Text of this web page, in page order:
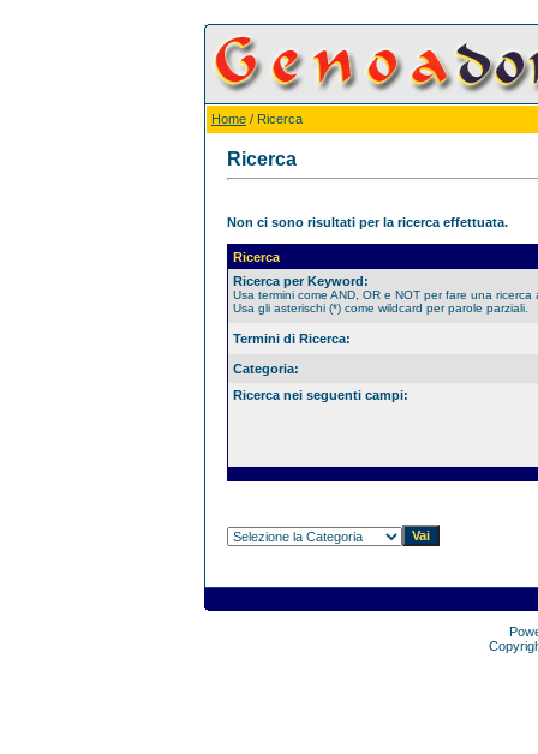
Home / Ricerca
Ricerca
Non ci sono risultati per la ricerca effettuata.
Ricerca
Ricerca per Keyword:
Usa termini come AND, OR e NOT per fare una ricerca
Usa gli asterischi (*) come wildcard per parole parziali.
Termini di Ricerca:
Categoria:
Ricerca nei seguenti campi: